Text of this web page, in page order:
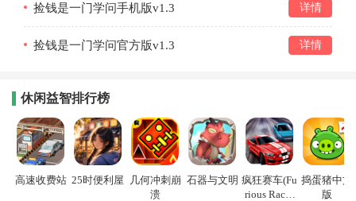
捡钱是一门学问手机版v1.3 详情
捡钱是一门学问官方版v1.3 详情
休闲益智排行榜
高速收费站 25时便利屋
几何冲刺崩
溃
石器与文明 疯狂赛车(Fu
rious Racin
捣蛋猪中文
版